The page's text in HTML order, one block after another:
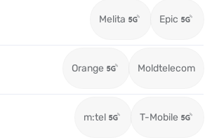
Melita Epic
Orange Moldtelecom
m:tel T-Mobile